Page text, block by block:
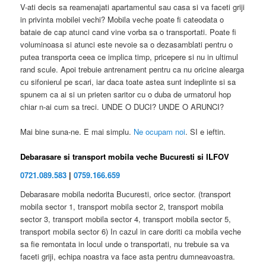
V-ati decis sa reamenajati apartamentul sau casa si va faceti griji
in privinta mobilei vechi? Mobila veche poate fi cateodata o
bataie de cap atunci cand vine vorba sa o transportati. Poate fi
voluminoasa si atunci este nevoie sa o dezasamblati pentru o
putea transporta ceea ce implica timp, pricepere si nu in ultimul
rand scule. Apoi trebuie antrenament pentru ca nu oricine alearga
cu sifonierul pe scari, iar daca toate astea sunt indeplinte si sa
spunem ca ai si un prieten saritor cu o duba de urmatorul hop
chiar n-ai cum sa treci. UNDE O DUCI? UNDE O ARUNCI?
Mai bine suna-ne. E mai simplu. Ne ocupam noi. SI e ieftin.
Debarasare si transport mobila veche Bucuresti si ILFOV
0721.089.583 |0759.166.659
Debarasare mobila nedorita Bucuresti, orice sector. (transport
mobila sector 1, transport mobila sector 2, transport mobila
sector 3, transport mobila sector 4, transport mobila sector 5,
transport mobila sector 6) In cazul in care doriti ca mobila veche
sa fie remontata in locul unde o transportati, nu trebuie sa va
faceti griji, echipa noastra va face asta pentru dumneavoastra.